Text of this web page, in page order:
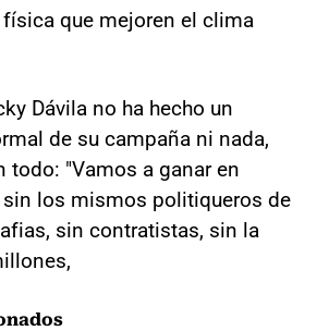
física que mejoren el clima
Dávila no ha hecho un
de su campaña ni nada,
todo: "Vamos a ganar en
sin los mismos politiqueros de
sin contratistas, sin la